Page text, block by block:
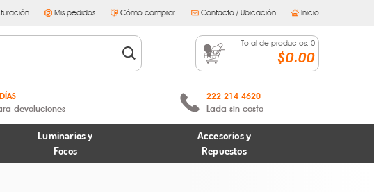
Mis pedidos Cómo comprar Contacto / Ubicación Inicio
Total de productos: 0
$0.00
devoluciones
condiciones
devoluciones
222 214 4620
Lada sin costo
Luminarios y
Focos
Accesorios y
Repuestos